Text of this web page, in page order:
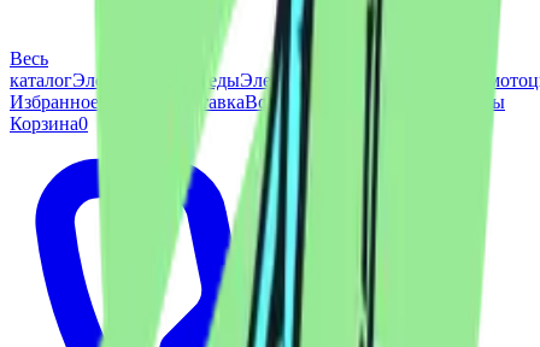
Весь
каталогЭлектровелосипедыЭлектроквадроциклы
Избранное
ДоставкаВопросы Отзывы
Контакты
Корзина0